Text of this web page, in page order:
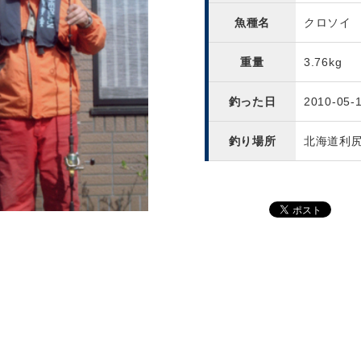
魚種名 クロソイ
重量 3.76kg
釣った日 2010-05-
釣り場所 北海道利